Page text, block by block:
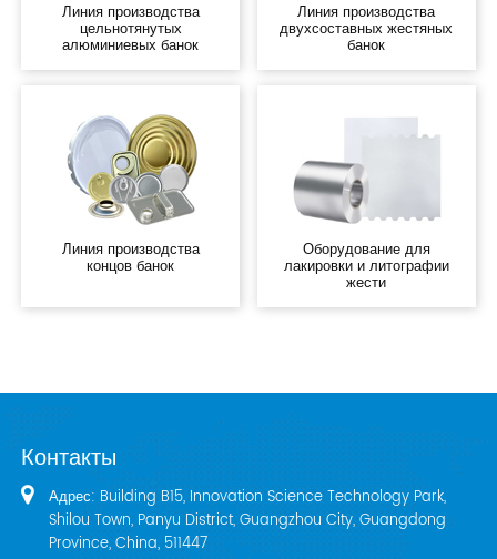
Линия производства
цельнотянутых
алюминиевых банок
Линия производства
двухсоставных жестяных
банок
Линия производства
концов банок
Оборудование для
лакировки и литографии
жести
Контакты
Адрес: Building B15, Innovation Science Technology Park,
Shilou Town, Panyu District, Guangzhou City, Guangdong
Province, China, 511447